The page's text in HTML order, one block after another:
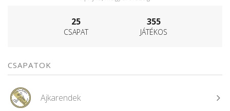
CSAPATOK
Ajkarendek
25
CSAPAT
355
JÁTÉKOS